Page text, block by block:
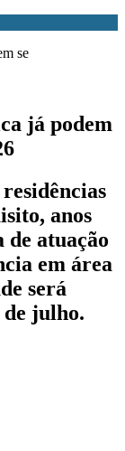
já podem
anos
de atuação
em área
será
de julho.